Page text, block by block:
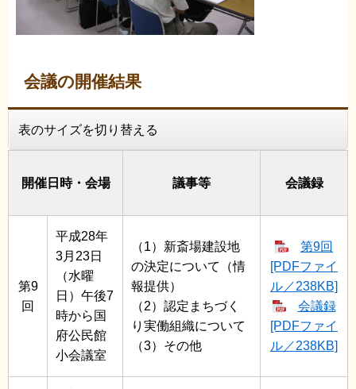
会議の開催結果
表のサイズを切り替える
開催日時・ 会場 議事等 会議録
第9
回
平成28年
3月23日
（水曜
日）午後7
時から国
府公民館
小会議室
（1）新斎場建設地
の決定について（情
報提供）
（2）認定まちづく
り実働組織について
（3）その他
第9回
[PDFファイ
ル／238KB]
会議録
[PDFファイ
ル／238KB]